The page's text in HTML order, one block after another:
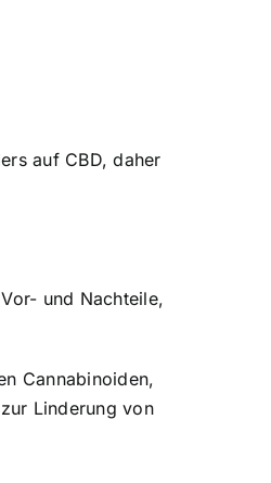
auf CBD, daher
und Nachteile,
Cannabinoiden,
Linderung von